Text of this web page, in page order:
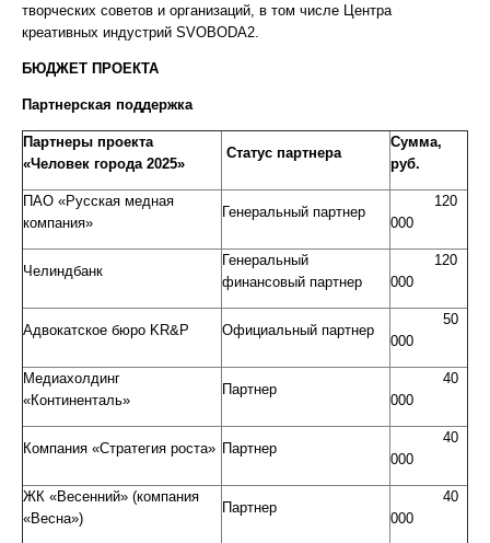
творческих советов и организаций, в том числе Центра
креативных индустрий SVOBODA2.
БЮДЖЕТ ПРОЕКТА
Партнерская поддержка
Партнеры проекта
«Человек города 2025»
Статус партнера
Сумма,
руб.
ПАО «Русская медная
компания»
Генеральный партнер
120
000
Челиндбанк
Генеральный
финансовый партнер
120
000
Адвокатское бюро KR&P Официальный партнер
50
000
Медиахолдинг
«Континенталь»
Партнер
40
000
Компания «Стратегия роста» Партнер
40
000
ЖК «Весенний» (компания
«Весна»)
Партнер
40
000